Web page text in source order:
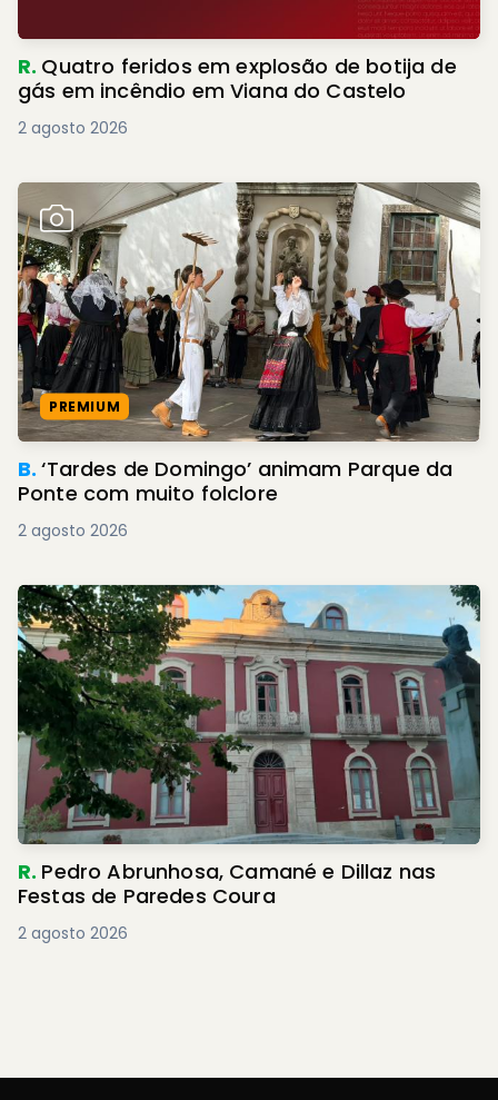
R. Quatro feridos em explosão de botija de
gás em incêndio em Viana do Castelo
2 agosto 2026
PREMIUM
B.‘Tardes de Domingo’ animam Parque da
Ponte com muito folclore
2 agosto 2026
R. Pedro Abrunhosa, Camané e Dillaz nas
Festas de Paredes Coura
2 agosto 2026